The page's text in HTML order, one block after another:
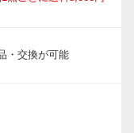
・交換が可能